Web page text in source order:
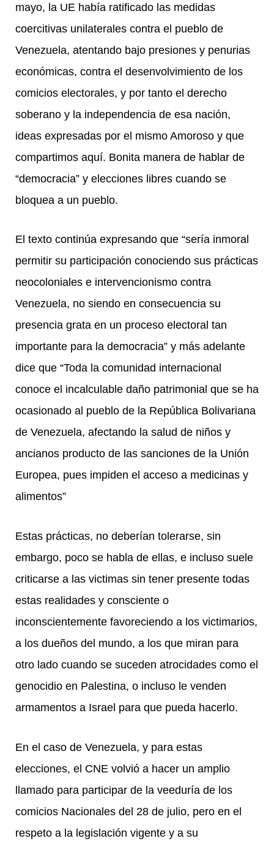
mayo, la UE había ratificado las medidas
coercitivas unilaterales contra el pueblo de
Venezuela, atentando bajo presiones y penurias
económicas, contra el desenvolvimiento de los
comicios electorales, y por tanto el derecho
soberano y la independencia de esa nación,
ideas expresadas por el mismo Amoroso y que
compartimos aquí. Bonita manera de hablar de
“democracia” y elecciones libres cuando se
bloquea a un pueblo.
El texto continúa expresando que “sería inmoral
permitir su participación conociendo sus prácticas
neocoloniales e intervencionismo contra
Venezuela, no siendo en consecuencia su
presencia grata en un proceso electoral tan
importante para la democracia” y más adelante
dice que “Toda la comunidad internacional
conoce el incalculable daño patrimonial que se ha
ocasionado al pueblo de la República Bolivariana
de Venezuela, afectando la salud de niños y
ancianos producto de las sanciones de la Unión
Europea, pues impiden el acceso a medicinas y
alimentos”
Estas prácticas, no deberían tolerarse, sin
embargo, poco se habla de ellas, e incluso suele
criticarse a las victimas sin tener presente todas
estas realidades y consciente o
inconscientemente favoreciendo a los victimarios,
a los dueños del mundo, a los que miran para
otro lado cuando se suceden atrocidades como el
genocidio en Palestina, o incluso le venden
armamentos a Israel para que pueda hacerlo.
En el caso de Venezuela, y para estas
elecciones, el CNE volvió a hacer un amplio
llamado para participar de la veeduría de los
comicios Nacionales del 28 de julio, pero en el
respeto a la legislación vigente y a su